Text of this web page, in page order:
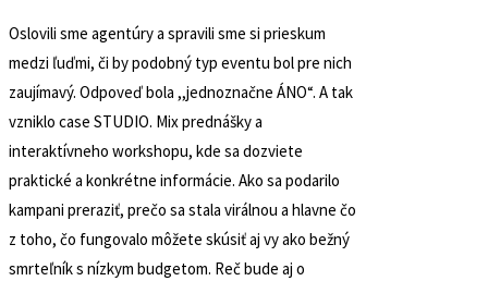
Oslovili sme agentúry a spravili sme si prieskum
medzi ľuďmi, či by podobný typ eventu bol pre nich
zaujímavý. Odpoveď bola ,,jednoznačne ÁNO“. A tak
vzniklo case STUDIO. Mix prednášky a
interaktívneho workshopu, kde sa dozviete
praktické a konkrétne informácie. Ako sa podarilo
kampani preraziť, prečo sa stala virálnou a hlavne čo
z toho, čo fungovalo môžete skúsiť aj vy ako bežný
smrteľník s nízkym budgetom. Reč bude aj o